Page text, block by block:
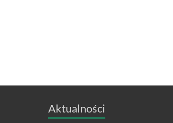
Aktualności